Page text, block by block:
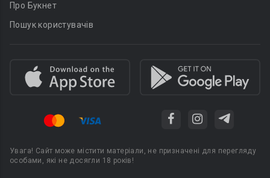
Про Букнет
Пошук користувачів
Увага! Сайт може містити матеріали, не призначені для перегляду
особами, які не досягли 18 років!